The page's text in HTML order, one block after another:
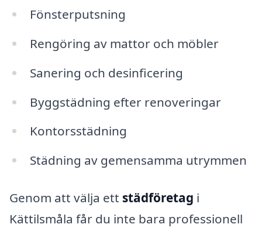
Fönsterputsning
Rengöring av mattor och möbler
Sanering och desinficering
Byggstädning efter renoveringar
Kontorsstädning
Städning av gemensamma utrymmen
Genom att välja ett städföretag i
Kättilsmåla får du inte bara professionell